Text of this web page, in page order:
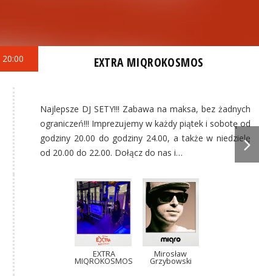
20:00 EXTRA MIQROKOSMOS
Najlepsze DJ SETY!!! Zabawa na maksa, bez żadnych
ograniczeń!!! Imprezujemy w każdy piątek i sobotę od
godziny 20.00 do godziny 24.00, a także w niedzielę
od 20.00 do 22.00. Dołącz do nas i…
EXTRA
MIQROKOSMOS
Mirosław
Grzybowski